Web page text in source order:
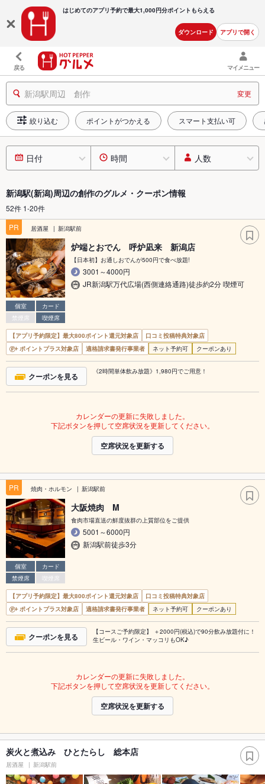
はじめてのアプリ予約で最大1,000円分ポイントもらえる
ダウンロード アプリで開く
戻る マイメニュー
新潟駅周辺 創作 変更
絞り込む ポイントがつかえる スマート支払い可
日付 時間 人数
新潟駅(新潟)周辺の創作のグルメ・クーポン情報
52件 1-20件
PR
居酒屋 新潟駅前
個室
カード
禁煙席
喫煙席
炉端とおでん 呼炉凪来 新潟店
【日本初】お通しおでんが500円で食べ放題!
3001～4000円
JR新潟駅万代広場(西側連絡通路)徒歩約2分 喫煙可
【アプリ予約限定】最大800ポイント還元対象店
口コミ投稿特典対象店
ポイントプラス対象店
適格請求書発行事業者 ネット予約可 クーポンあり
クーポンを見る 《2時間単体飲み放題》1,980円でご用意！
カレンダーの更新に失敗しました。
下記ボタンを押して空席状況を更新してください。
空席状況を更新する
PR 焼肉・ホルモン 新潟駅前
個室
カード
禁煙席
喫煙席
大阪焼肉 M
食肉市場直送の鮮度抜群の上質部位をご提供
5001～6000円
新潟駅前徒歩3分
【アプリ予約限定】最大800ポイント還元対象店
口コミ投稿特典対象店
ポイントプラス対象店
適格請求書発行事業者 ネット予約可 クーポンあり
クーポンを見る
【コースご予約限定】 ＋2000円(税込)で90分飲み放題付に！
生ビール・ワイン・マッコリもOK♪
カレンダーの更新に失敗しました。
下記ボタンを押して空席状況を更新してください。
空席状況を更新する
炭火と煮込み ひとたらし 総本店
居酒屋 新潟駅前